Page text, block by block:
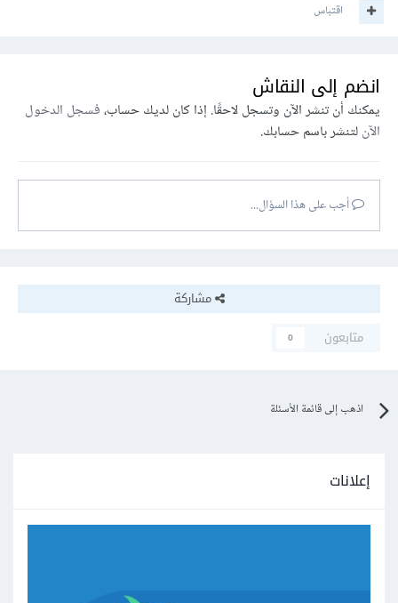
اقتباس
انضم إلى النقاش
يمكنك أن تنشر الآن وتسجل لاحقًا. إذا كان لديك حساب،فسجل الدخول
الآنلتنشر باسم حسابك.
أجب على هذا السؤال...
مشاركة
متابعون
0
اذهب إلى قائمة الأسئلة
إعلانات